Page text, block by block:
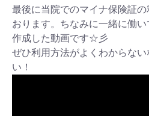
最後に当院でのマイナ保険証
おります。ちなみに一緒に働
作成した動画です☆彡
ぜひ利用方法がよくわからな
い！